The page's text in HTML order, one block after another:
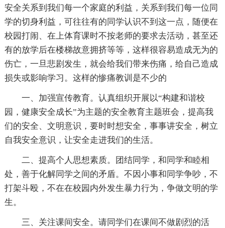
安全关系到我们每一个家庭的利益，关系到我们每一位同
学的切身利益，可往往有的同学认识不到这一点，随便在
校园打闹、在上体育课时不按老师的要求去活动，甚至还
有的放学后在楼梯故意拥挤等等，这样很容易造成无为的
伤亡，一旦悲剧发生，就会给我们带来伤痛，给自己造成
损失或影响学习。这样的惨痛教训是不少的
一、加强宣传教育。认真组织开展以“构建和谐校
园，健康安全成长”为主题的安全教育主题班会，提高我
们的安全、文明意识，要时时想安全，事事讲安全，树立
自我安全意识，让安全走进我们的生活。
二、提高个人思想素质。团结同学，和同学和睦相
处，善于化解同学之间的矛盾。不因小事和同学争吵，不
打架斗殴，不在在校园内外发生暴力行为，争做文明的学
生。
三、关注课间安全。请同学们在课间不做剧烈的活